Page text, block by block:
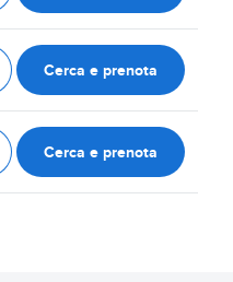
Cerca e prenota
Cerca e prenota